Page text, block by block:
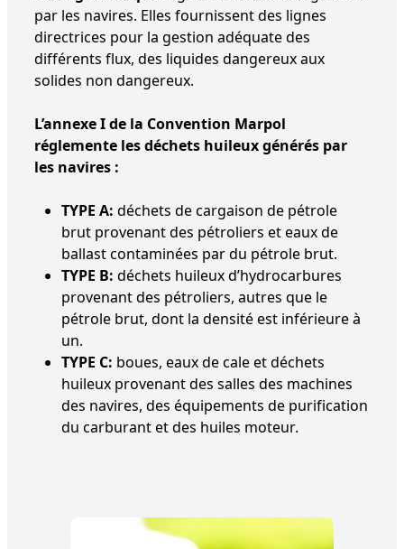
par les navires. Elles fournissent des lignes
directrices pour la gestion adéquate des
différents flux, des liquides dangereux aux
solides non dangereux.
L’annexe I de la Convention Marpol
réglemente les déchets huileux générés par
les navires :
TYPE A: déchets de cargaison de pétrole
brut provenant des pétroliers et eaux de
ballast contaminées par du pétrole brut.
TYPE B: déchets huileux d’hydrocarbures
provenant des pétroliers, autres que le
pétrole brut, dont la densité est inférieure à
un.
TYPE C: boues, eaux de cale et déchets
huileux provenant des salles des machines
des navires, des équipements de purification
du carburant et des huiles moteur.